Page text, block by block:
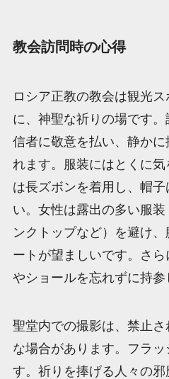
教会訪問時の心得
ロシア正教の教会は観光
に、神聖な祈りの場です
信者に敬意を払い、静か
れます。服装にはとくに
は長ズボンを着用し、帽
い。女性は露出の多い服
ンクトップなど）を避け
ートが望ましいです。さ
やショールを忘れずに持参
聖堂内での撮影は、禁止
な場合があります。フラ
す。祈りを捧げる人々の